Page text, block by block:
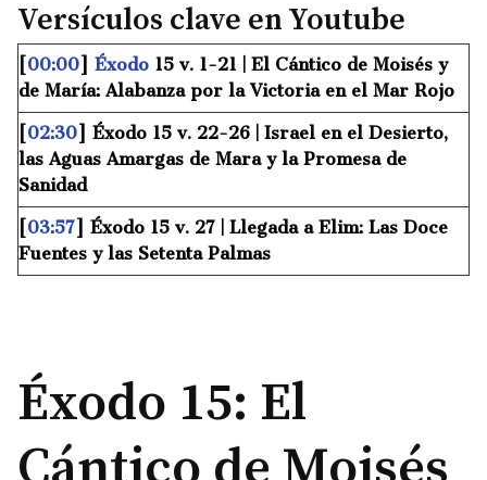
Versículos clave en Youtube
00:00 Éxodo 15 v. 1-21 | El Cántico de Moisés y
de María: Alabanza por la Victoria en el Mar Rojo
02:30 ] Éxodo 15 v. 22-26 | Israel en el Desierto,
las Aguas Amargas de Mara y la Promesa de
Sanidad
03:57 ] Éxodo 15 v. 27 | Llegada a Elim: Las Doce
Fuentes y las Setenta Palmas
Éxodo 15: El